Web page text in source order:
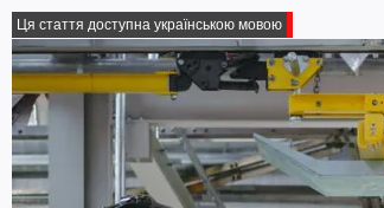
Ця стаття доступна українською мовою